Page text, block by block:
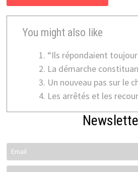
You might also like
“Ils répondaient
La démarche
Un nouveau pas sur le
Les arrêtés et les